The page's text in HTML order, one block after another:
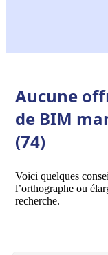
Aucune
de BIM
(74)
Voici quelques
l’orthographe ou
recherche.